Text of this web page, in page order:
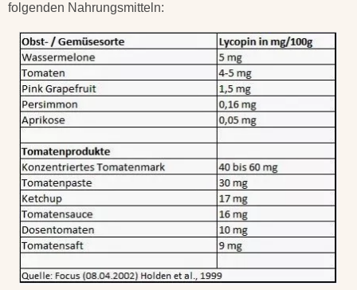
folgenden Nahrungsmitteln: